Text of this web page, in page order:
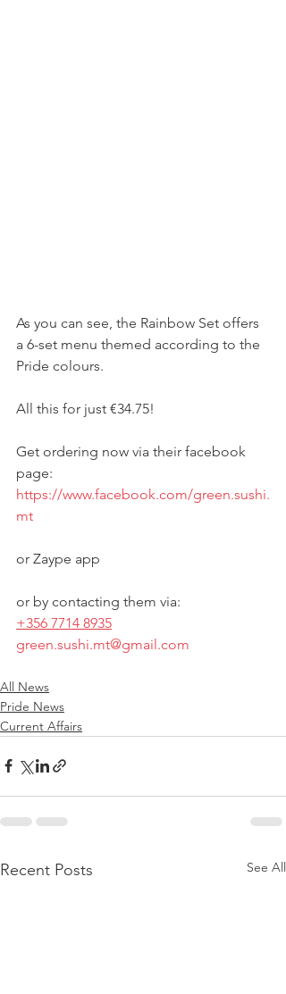
As you can see, the Rainbow Set offers
a 6-set menu themed according to the
Pride colours.
All this for just €34.75!
Get ordering now via their facebook
page:
https://www.facebook.com/green.sushi.
mt
or Zaype app
or by contacting them via:
+356 7714 8935
green.sushi.mt@gmail.com
All News
Pride News
Current Affairs
Recent Posts See All